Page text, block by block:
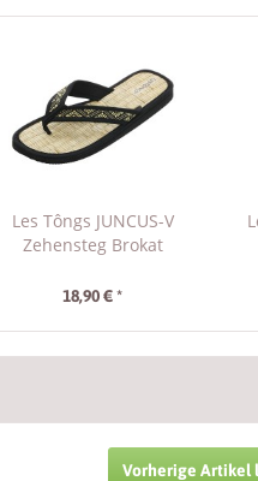
Les Tôngs JUNCUS-V
Zehensteg Brokat
18,90 € *
Vorherige Artikel